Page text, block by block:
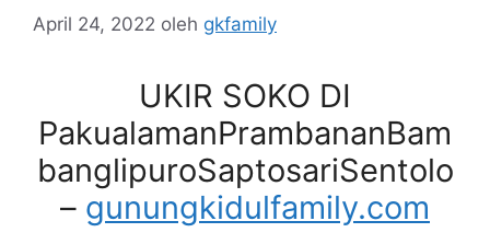
April 24, 2022 oleh gkfamily
UKIR SOKO DI
PakualamanPrambananBam
banglipuroSaptosariSentolo
– gunungkidulfamily.com